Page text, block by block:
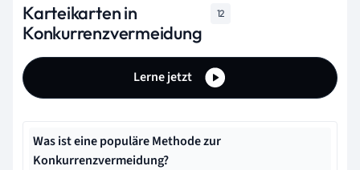
Karteikarten in
Konkurrenzvermeidung
12
Lerne jetzt
Was ist eine populäre Methode zur
Konkurrenzvermeidung?